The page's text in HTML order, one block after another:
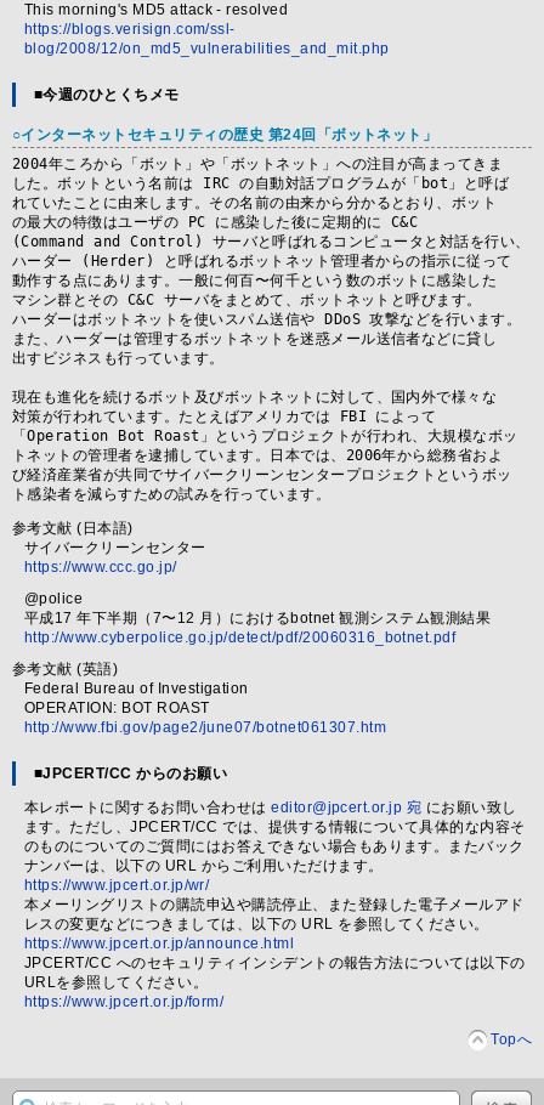
This morning's MD5 attack - resolved
https://blogs.verisign.com/ssl-
blog/2008/12/on_md5_vulnerabilities_and_mit.php
■今週のひとくちメモ
○インターネットセキュリティの歴史 第24回「ボットネット」
2004年ころから「ボット」や「ボットネット」への注目が高まってきま
した。ボットという名前は IRC の自動対話プログラムが「bot」と呼ば
れていたことに由来します。その名前の由来から分かるとおり、ボット
の最大の特徴はユーザの PC に感染した後に定期的に C&C
(Command and Control) サーバと呼ばれるコンピュータと対話を行い、
ハーダー (Herder) と呼ばれるボットネット管理者からの指示に従って
動作する点にあります。一般に何百〜何千という数のボットに感染した
マシン群とその C&C サーバをまとめて、ボットネットと呼びます。
ハーダーはボットネットを使いスパム送信や DDoS 攻撃などを行います。
また、ハーダーは管理するボットネットを迷惑メール送信者などに貸し
出すビジネスも行っています。
現在も進化を続けるボット及びボットネットに対して、国内外で様々な
対策が行われています。たとえばアメリカでは FBI によって
「Operation Bot Roast」というプロジェクトが行われ、大規模なボッ
トネットの管理者を逮捕しています。日本では、2006年から総務省およ
び経済産業省が共同でサイバークリーンセンタープロジェクトというボッ
参考文献 (日本語)
サイバークリーンセンター
https://www.ccc.go.jp/
@police
平成17 年下半期（7〜12 月）におけるbotnet 観測システム観測結果
http://www.cyberpolice.go.jp/detect/pdf/20060316_botnet.pdf
参考文献 (英語)
Federal Bureau of Investigation
OPERATION: BOT ROAST
http://www.fbi.gov/page2/june07/botnet061307.htm
■JPCERT/CC からのお願い
本レポートに関するお問い合わせはeditor@jpcert.or.jp 宛 にお願い致し
ます。ただし、JPCERT/CC では、提供する情報について具体的な内容そ
のものについてのご質問にはお答えできない場合もあります。またバック
ナンバーは、以下の URL からご利用いただけます。
https://www.jpcert.or.jp/wr/
本メーリングリストの購読申込や購読停止、また登録した電子メールアド
レスの変更などにつきましては、以下の URL を参照してください。
https://www.jpcert.or.jp/announce.html
JPCERT/CC へのセキュリティインシデントの報告方法については以下の
URLを参照してください。
https://www.jpcert.or.jp/form/
Topへ